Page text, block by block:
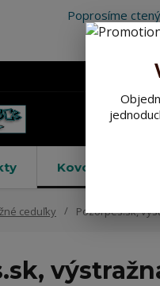
Poprosíme
Kovové
ceduľky Pozorpes.sk,